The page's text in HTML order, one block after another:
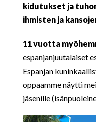
kidutukset ja
ihmisten ja
11 vuotta
espanjanjuutalaiset
Espanjan
oppaamme näytti
jäsenille